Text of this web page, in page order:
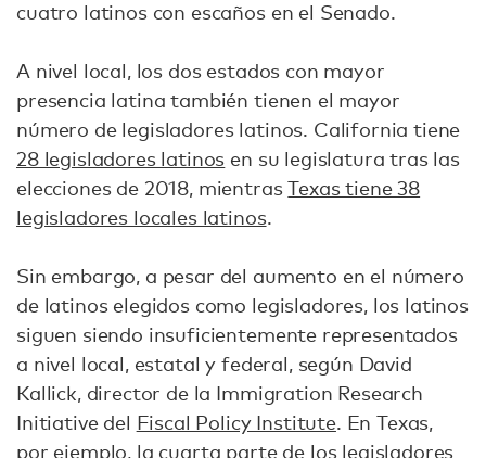
cuatro latinos con escaños en el Senado.
A nivel local, los dos estados con mayor
presencia latina también tienen el mayor
número de legisladores latinos. California tiene
28 legisladores latinos en su legislatura tras las
elecciones de 2018, mientrasTexas tiene 38
legisladores locales latinos.
Sin embargo, a pesar del aumento en el número
de latinos elegidos como legisladores, los latinos
siguen siendo insuficientemente representados
a nivel local, estatal y federal, según David
Kallick, director de la Immigration Research
Initiative del Fiscal Policy Institute. En Texas,
por ejemplo, la cuarta parte de los legisladores